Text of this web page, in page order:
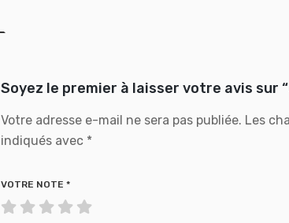
Soyez le premier à laisser votre avis sur
Votre adresse e-mail ne sera pas publiée. Les
indiqués avec *
VOTRE NOTE *